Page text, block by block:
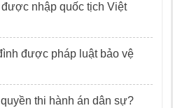
nhập quốc tịch Việt
được pháp luật bảo vệ
thi hành án dân sự?